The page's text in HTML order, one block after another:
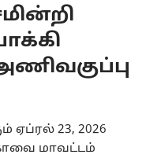
ஏப்ரல் 23, 2026
மாவட்டம்